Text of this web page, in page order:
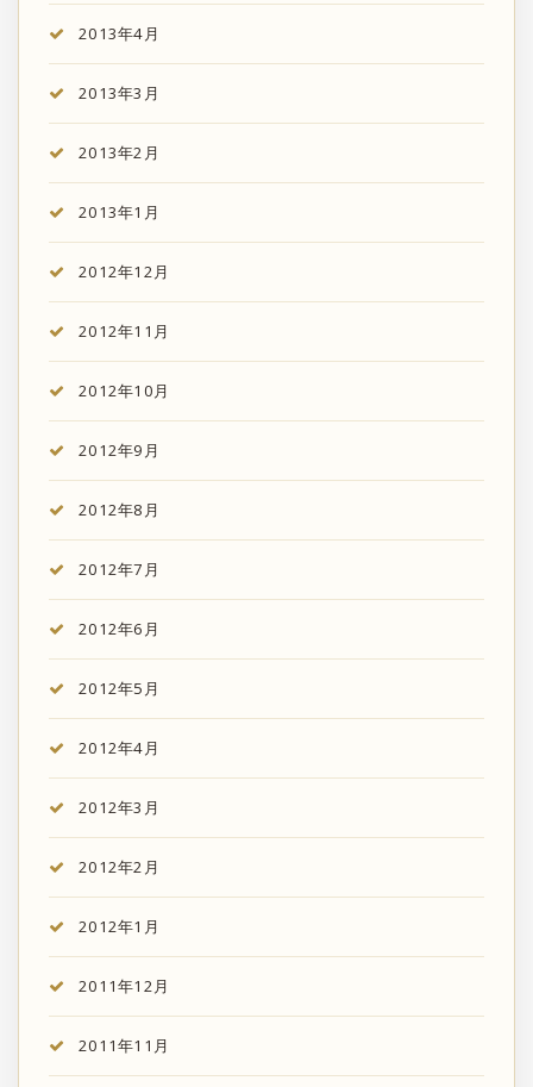
2013年4月
2013年3月
2013年2月
2013年1月
2012年12月
2012年11月
2012年10月
2012年9月
2012年8月
2012年7月
2012年6月
2012年5月
2012年4月
2012年3月
2012年2月
2012年1月
2011年12月
2011年11月